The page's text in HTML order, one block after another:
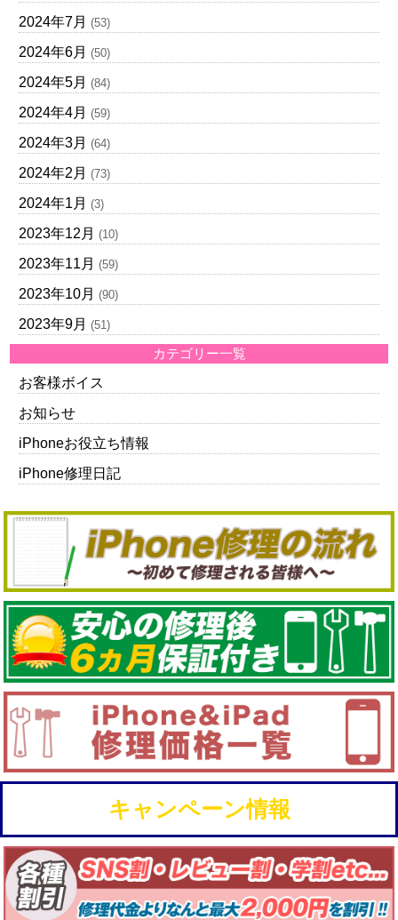
2024年7月 (53)
2024年6月 (50)
2024年5月 (84)
2024年4月 (59)
2024年3月 (64)
2024年2月 (73)
2024年1月 (3)
2023年12月 (10)
2023年11月 (59)
2023年10月 (90)
2023年9月 (51)
カテゴリー一覧
お客様ボイス
お知らせ
iPhoneお役立ち情報
iPhone修理日記
キャンペーン情報